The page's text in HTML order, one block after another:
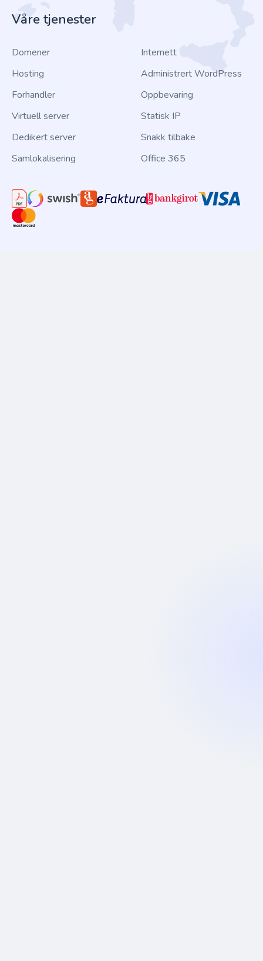
Våre tjenester
Domener
Hosting
Forhandler
Virtuell server
Dedikert server
Samlokalisering
Internett
Administrert WordPress
Oppbevaring
Statisk IP
Snakk tilbake
Office 365